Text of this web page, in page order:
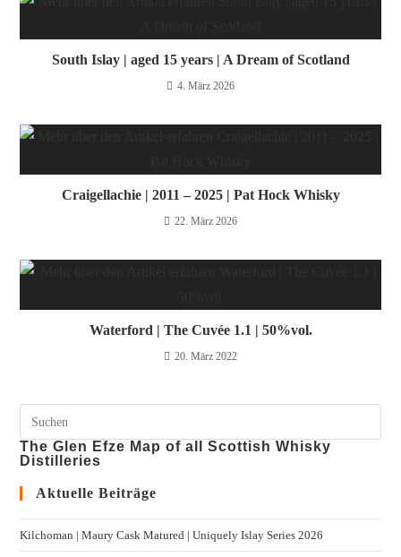
South Islay | aged 15 years | A Dream of Scotland
4. März 2026
Craigellachie | 2011 – 2025 | Pat Hock Whisky
22. März 2026
Waterford | The Cuvée 1.1 | 50%vol.
20. März 2022
The Glen Efze Map of all Scottish Whisky
Distilleries
Aktuelle Beiträge
Kilchoman | Maury Cask Matured | Uniquely Islay Series 2026